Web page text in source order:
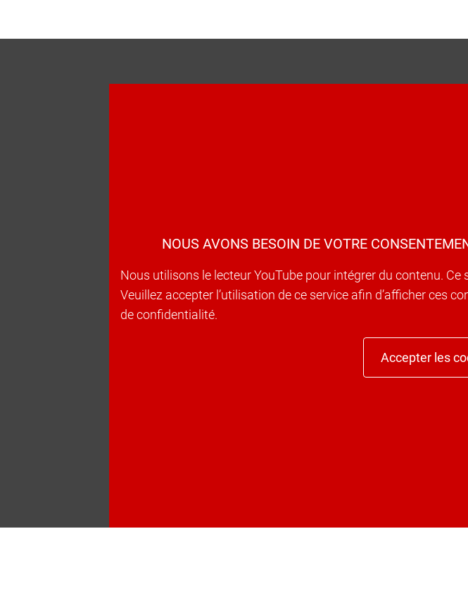
NOUS AVONS BESOIN DE VOTRE
Nous utilisons le lecteur YouTube pour intégrer du contenu.
Veuillez accepter l’utilisation de ce service afin d’afficher ces
de confidentialité.
Accepter les